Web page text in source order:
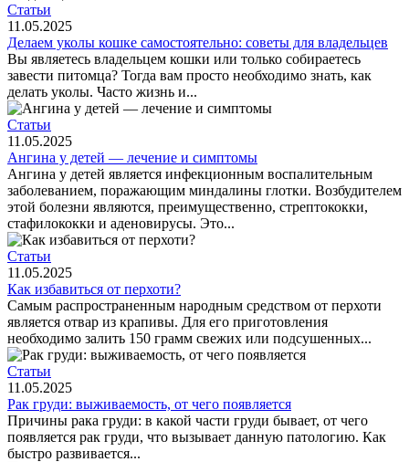
Статьи
11.05.2025
Делаем уколы кошке самостоятельно: советы для владельцев
Вы являетесь владельцем кошки или только собираетесь
завести питомца? Тогда вам просто необходимо знать, как
делать уколы. Часто жизнь и...
Статьи
11.05.2025
Ангина у детей — лечение и симптомы
Ангина у детей является инфекционным воспалительным
заболеванием, поражающим миндалины глотки. Возбудителем
этой болезни являются, преимущественно, стрептококки,
стафилококки и аденовирусы. Это...
Статьи
11.05.2025
Как избавиться от перхоти?
Самым распространенным народным средством от перхоти
является отвар из крапивы. Для его приготовления
необходимо залить 150 грамм свежих или подсушенных...
Статьи
11.05.2025
Рак груди: выживаемость, от чего появляется
Причины рака груди: в какой части груди бывает, от чего
появляется рак груди, что вызывает данную патологию. Как
быстро развивается...